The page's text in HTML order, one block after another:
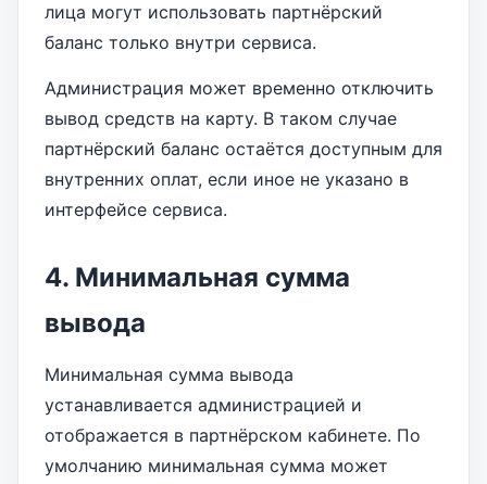
лица могут использовать партнёрский
баланс только внутри сервиса.
Администрация может временно отключить
вывод средств на карту. В таком случае
партнёрский баланс остаётся доступным для
внутренних оплат, если иное не указано в
интерфейсе сервиса.
4. Минимальная сумма
вывода
Минимальная сумма вывода
устанавливается администрацией и
отображается в партнёрском кабинете. По
умолчанию минимальная сумма может